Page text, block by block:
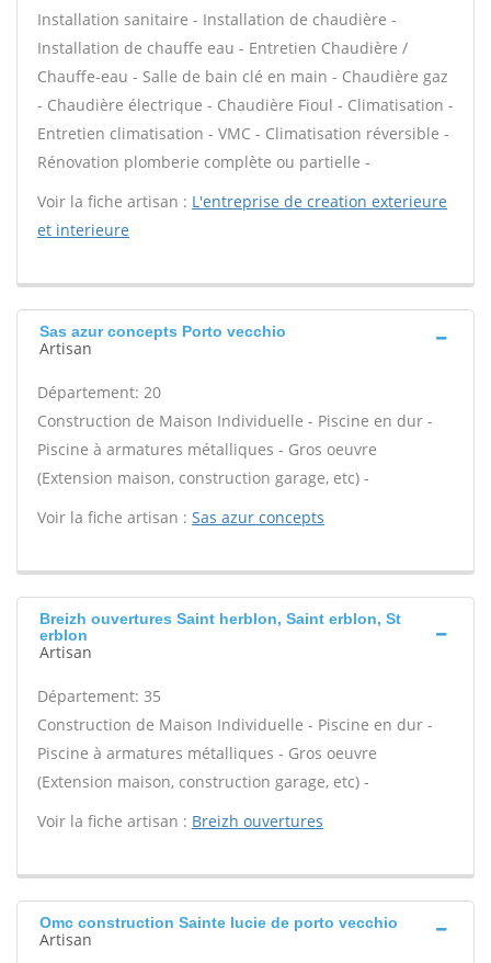
Installation sanitaire - Installation de chaudière -
Installation de chauffe eau - Entretien Chaudière /
Chauffe-eau - Salle de bain clé en main - Chaudière gaz
- Chaudière électrique - Chaudière Fioul - Climatisation -
Entretien climatisation - VMC - Climatisation réversible -
Rénovation plomberie complète ou partielle -
Voir la fiche artisan : L'entreprise de creation exterieure
et interieure
Sas azur concepts Porto vecchio
Artisan
Département: 20
Construction de Maison Individuelle - Piscine en dur -
Piscine à armatures métalliques - Gros oeuvre
(Extension maison, construction garage, etc) -
Voir la fiche artisan : Sas azur concepts
Breizh ouvertures Saint herblon, Saint erblon, St
erblon
Artisan
Département: 35
Construction de Maison Individuelle - Piscine en dur -
Piscine à armatures métalliques - Gros oeuvre
(Extension maison, construction garage, etc) -
Voir la fiche artisan : Breizh ouvertures
Omc construction Sainte lucie de porto vecchio
Artisan